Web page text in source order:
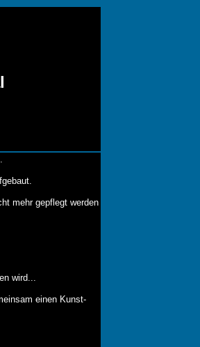
mehr gepflegt werden
wird...
einen Kunst-